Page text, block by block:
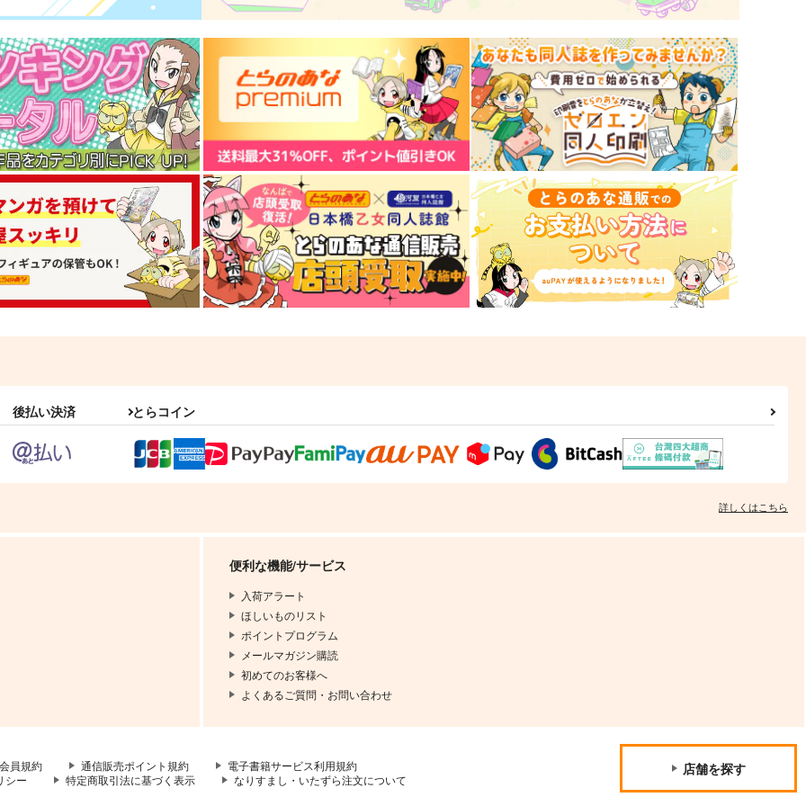
後払い決済 とらコイン
詳しくはこちら
便利な機能/サービス
入荷アラート
ほしいものリスト
ポイントプログラム
メールマガジン購読
初めてのお客様へ
よくあるご質問・お問い合わせ
員規約 通信販売ポイント規約
電子書籍サービス利用規約
シー
特定商取引法に基づく表示 なりすまし・いたずら注文について
店舗を探す